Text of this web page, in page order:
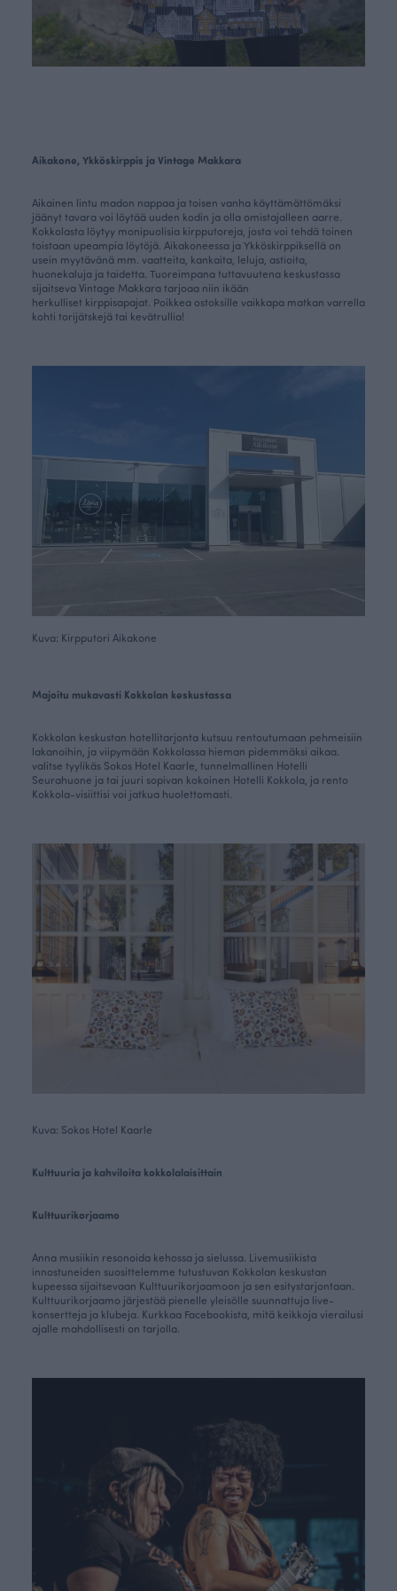
Aikakone, Ykköskirppis ja Vintage Makkara
Aikainen lintu madon nappaa ja toisen vanha käyttämättömäksi
jäänyt tavara voi löytää uuden kodin ja olla omistajalleen aarre.
Kokkolasta löytyy monipuolisia kirpputoreja, josta voi tehdä toinen
toistaan upeampia löytöjä. Aikakoneessa ja Ykköskirppiksellä on
usein myytävänä mm. vaatteita, kankaita, leluja, astioita,
huonekaluja ja taidetta. Tuoreimpana tuttavuutena keskustassa
sijaitseva Vintage Makkara tarjoaa niin ikään
herkulliset kirppisapajat. Poikkea ostoksille vaikkapa matkan varrella
kohti torijätskejä tai kevätrullia!
Kuva: Kirpputori Aikakone
Majoitu mukavasti Kokkolan keskustassa
Kokkolan keskustan hotellitarjonta kutsuu rentoutumaan pehmeisiin
lakanoihin, ja viipymään Kokkolassa hieman pidemmäksi aikaa.
valitse tyylikäs Sokos Hotel Kaarle, tunnelmallinen Hotelli
Seurahuone ja tai juuri sopivan kokoinen Hotelli Kokkola, ja rento
Kokkola-visiittisi voi jatkua huolettomasti.
Kuva: Sokos Hotel Kaarle
Kulttuuria ja kahviloita kokkolalaisittain
Kulttuurikorjaamo
Anna musiikin resonoida kehossa ja sielussa. Livemusiikista
innostuneiden suosittelemme tutustuvan Kokkolan keskustan
kupeessa sijaitsevaan Kulttuurikorjaamoon ja sen esitystarjontaan.
Kulttuurikorjaamo järjestää pienelle yleisölle suunnattuja live-
konsertteja ja klubeja. Kurkkaa Facebookista, mitä keikkoja vierailusi
ajalle mahdollisesti on tarjolla.